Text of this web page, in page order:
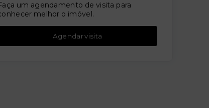
um agendamento de visita para
melhor o imóvel.
Agendar visita